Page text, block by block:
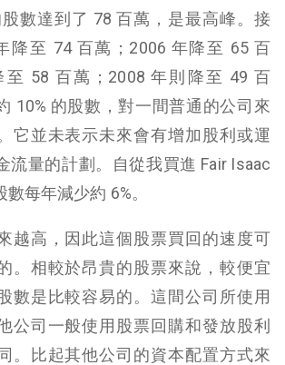
數達到了 78 百萬，是最高峰。接
降至 74 百萬；2006 年降至 65 百
至 58 百萬；2008 年則降至 49 百
10% 的股數，對一間普通的公司來
它並未表示未來會有增加股利或運
流量的計劃。自從我買進 Fair Isaac
每年減少約 6%。
越高，因此這個股票買回的速度可
。相較於昂貴的股票來說，較便宜
數是比較容易的。這間公司所使用
公司一般使用股票回購和發放股利
。比起其他公司的資本配置方式來